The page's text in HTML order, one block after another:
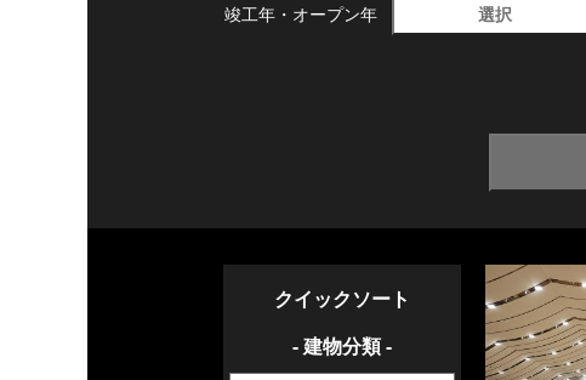
竣工年・ オープン年 選択
クイックソート
- 建物分類 -